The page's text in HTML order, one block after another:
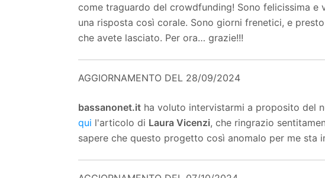
come traguardo del crowdfunding! Sono felicissima e
una risposta così corale. Sono giorni frenetici, e
che avete lasciato. Per ora… grazie!!!
AGGIORNAMENTO DEL 28/09/2024
bassanonet.it ha voluto intervistarmi a proposito del
qui l'articolo di Laura Vicenzi, che ringrazio
sapere che questo progetto così anomalo per me sta